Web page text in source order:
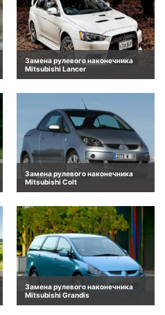
Замена рулевого наконечника
Mitsubishi Lancer
Замена рулевого наконечника
Mitsubishi Colt
Замена рулевого наконечника
Mitsubishi Grandis